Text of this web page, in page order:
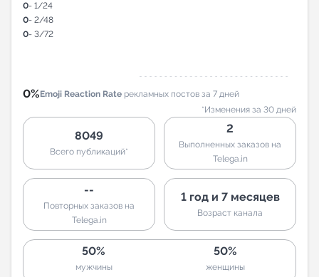
0- 1/24
0- 2/48
0- 3/72
0%Emoji Reaction Rate рекламных постов за 7 дней
*Изменения за 30 дней
8049
Всего публикаций*
2
Выполненных заказов на
Telega.in
--
Повторных заказов на
Telega.in
1 год и 7 месяцев
Возраст канала
50%
мужчины
50%
женщины